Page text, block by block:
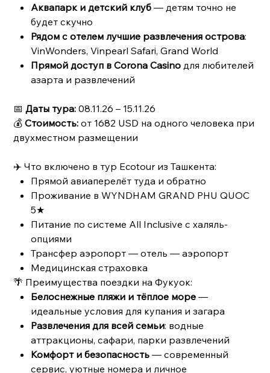
Аквапарк и детский клуб — детям точно не
будет скучно
Рядом с отелем лучшие развлечения острова:
VinWonders, Vinpearl Safari, Grand World
Прямой доступ в Corona Casino для любителей
азарта и развлечений
📅Даты тура: 08.11.26 – 15.11.26
💰Стоимость: от 1682 USD на одного человека при
двухместном размещении
✈️ Что включено в тур Ecotour из Ташкента:
Прямой авиаперелёт туда и обратно
Проживание в WYNDHAM GRAND PHU QUOC
5★
Питание по системе All Inclusive с халяль-
опциями
Трансфер аэропорт — отель — аэропорт
Медицинская страховка
🌴 Преимущества поездки на Фукуок:
Белоснежные пляжи и тёплое море —
идеальные условия для купания и загара
Развлечения для всей семьи: водные
аттракционы, сафари, парки развлечений
Комфорт и безопасность — современный
сервис, уютные номера и личное